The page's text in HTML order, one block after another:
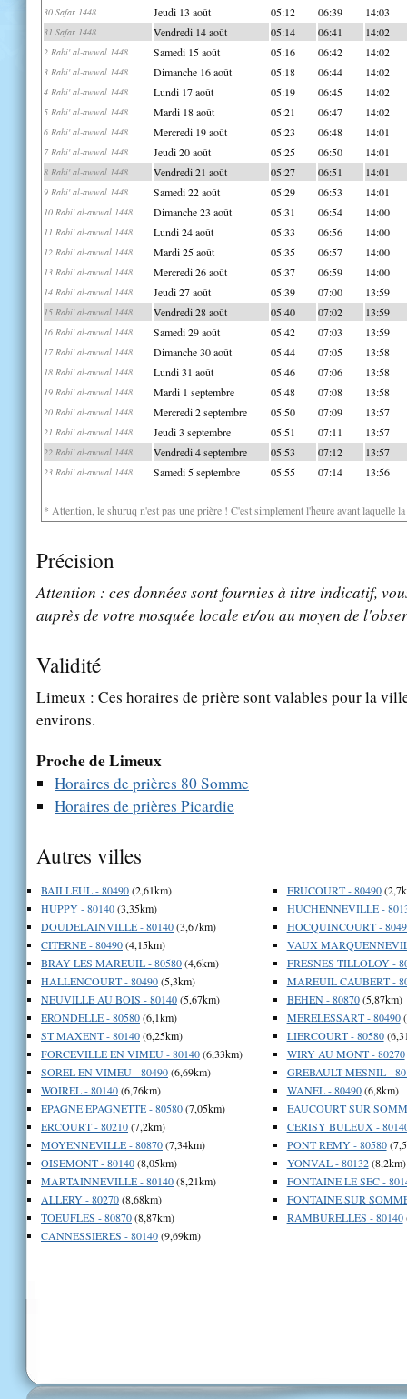
30 Safar 1448 Jeudi 13 août 05:12 06:39 14:03
31 Safar 1448 Vendredi 14 août 05:14 06:41 14:02
2 Rabi' al-awwal 1448 Samedi 15 août 05:16 06:42 14:02
3 Rabi' al-awwal 1448 Dimanche 16 août 05:18 06:44 14:02
4 Rabi' al-awwal 1448 Lundi 17 août 05:19 06:45 14:02
5 Rabi' al-awwal 1448 Mardi 18 août 05:21 06:47 14:02
6 Rabi' al-awwal 1448 Mercredi 19 août 05:23 06:48 14:01
7 Rabi' al-awwal 1448 Jeudi 20 août 05:25 06:50 14:01
8 Rabi' al-awwal 1448 Vendredi 21 août 05:27 06:51 14:01
9 Rabi' al-awwal 1448 Samedi 22 août 05:29 06:53 14:01
10 Rabi' al-awwal 1448 Dimanche 23 août 05:31 06:54 14:00
11 Rabi' al-awwal 1448 Lundi 24 août 05:33 06:56 14:00
12 Rabi' al-awwal 1448 Mardi 25 août 05:35 06:57 14:00
13 Rabi' al-awwal 1448 Mercredi 26 août 05:37 06:59 14:00
14 Rabi' al-awwal 1448 Jeudi 27 août 05:39 07:00 13:59
15 Rabi' al-awwal 1448 Vendredi 28 août 05:40 07:02 13:59
16 Rabi' al-awwal 1448 Samedi 29 août 05:42 07:03 13:59
17 Rabi' al-awwal 1448 Dimanche 30 août 05:44 07:05 13:58
18 Rabi' al-awwal 1448 Lundi 31 août 05:46 07:06 13:58
19 Rabi' al-awwal 1448 Mardi 1 septembre 05:48 07:08 13:58
20 Rabi' al-awwal 1448 Mercredi 2 septembre 05:50 07:09 13:57
21 Rabi' al-awwal 1448 Jeudi 3 septembre 05:51 07:11 13:57
22 Rabi' al-awwal 1448 Vendredi 4 septembre 05:53 07:12 13:57
23 Rabi' al-awwal 1448 Samedi 5 septembre 05:55 07:14 13:56
* Attention, le shuruq n'est pas une prière ! C'est simplement l'heure avant laquelle
Précision
Attention : ces données sont fournies à titre indicatif,
auprès de votre mosquée locale et/ou au moyen de
Validité
Limeux : Ces horaires de prière sont valables pour la
environs.
Proche de Limeux
Horaires de prières 80 Somme
Horaires de prières Picardie
Autres villes
BAILLEUL - 80490(2,61km)
HUPPY - 80140(3,35km)
DOUDELAINVILLE - 80140(3,67km)
CITERNE - 80490(4,15km)
BRAY LES MAREUIL - 80580(4,6km)
HALLENCOURT - 80490(5,3km)
NEUVILLE AU BOIS - 80140(5,67km)
ERONDELLE - 80580(6,1km)
ST MAXENT - 80140(6,25km)
FORCEVILLE EN VIMEU - 80140(6,33km)
SOREL EN VIMEU - 80490(6,69km)
WOIREL - 80140(6,76km)
EPAGNE EPAGNETTE - 80580(7,05km)
ERCOURT - 80210(7,2km)
MOYENNEVILLE - 80870(7,34km)
OISEMONT - 80140(8,05km)
MARTAINNEVILLE - 80140(8,21km)
ALLERY - 80270(8,68km)
TOEUFLES - 80870(8,87km)
CANNESSIERES - 80140(9,69km)
FRUCOURT - 80490
HUCHENNEVILLE -
HOCQUINCOURT -
VAUX
FRESNES TILLOLOY -
MAREUIL CAUBERT -
BEHEN - 80870(5,87km)
MERELESSART - 80490
LIERCOURT - 80580
WIRY AU MONT - 80270
GREBAULT MESNIL -
WANEL - 80490(6,8km)
EAUCOURT SUR
CERISY BULEUX -
PONT REMY - 80580
YONVAL - 80132(8,2km)
FONTAINE LE SEC -
FONTAINE SUR
RAMBURELLES - 80140